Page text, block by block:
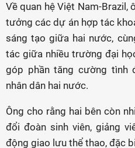
Về quan hệ Việt Nam-Brazil,
tưởng các dự án hợp tác
sáng tạo giữa hai nước,
tác giữa nhiều trường đại
góp phần tăng cường tình
nhân dân hai nước.
Ông cho rằng hai bên còn
đổi đoàn sinh viên, giảng
động giao lưu thể thao, đặc